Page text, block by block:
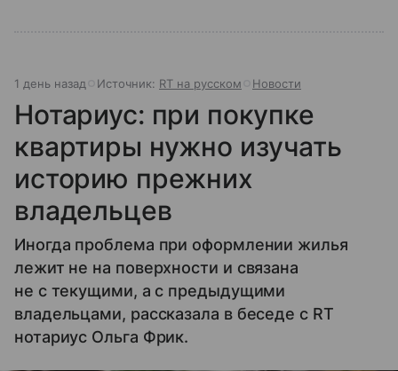
1 день назад Источник: RT на русском Новости
Нотариус: при покупке
квартиры нужно изучать
историю прежних
владельцев
Иногда проблема при оформлении жилья
лежит не на поверхности и связана
не с текущими, а с предыдущими
владельцами, рассказала в беседе с RT
нотариус Ольга Фрик.